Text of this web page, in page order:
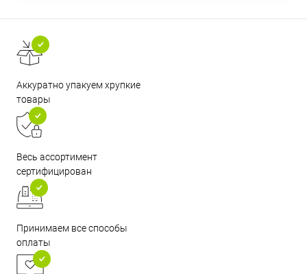
Аккуратно упакуем хрупкие
товары
Весь ассортимент
сертифицирован
Принимаем все способы
оплаты